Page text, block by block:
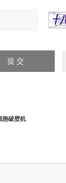
胞破壁机